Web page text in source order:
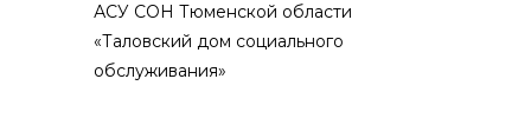
АСУ СОН Тюменской области
«Таловский дом социального
обслуживания»